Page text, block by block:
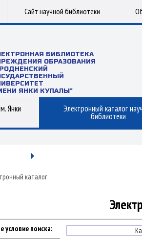
Сайт научной библиотеки
БИБЛИОТЕКА
ОБРАЗОВАНИЯ
ЯНКИ КУПАЛЫ"
Янки Электронный каталог
библиотеки
каталог
условие поиска: